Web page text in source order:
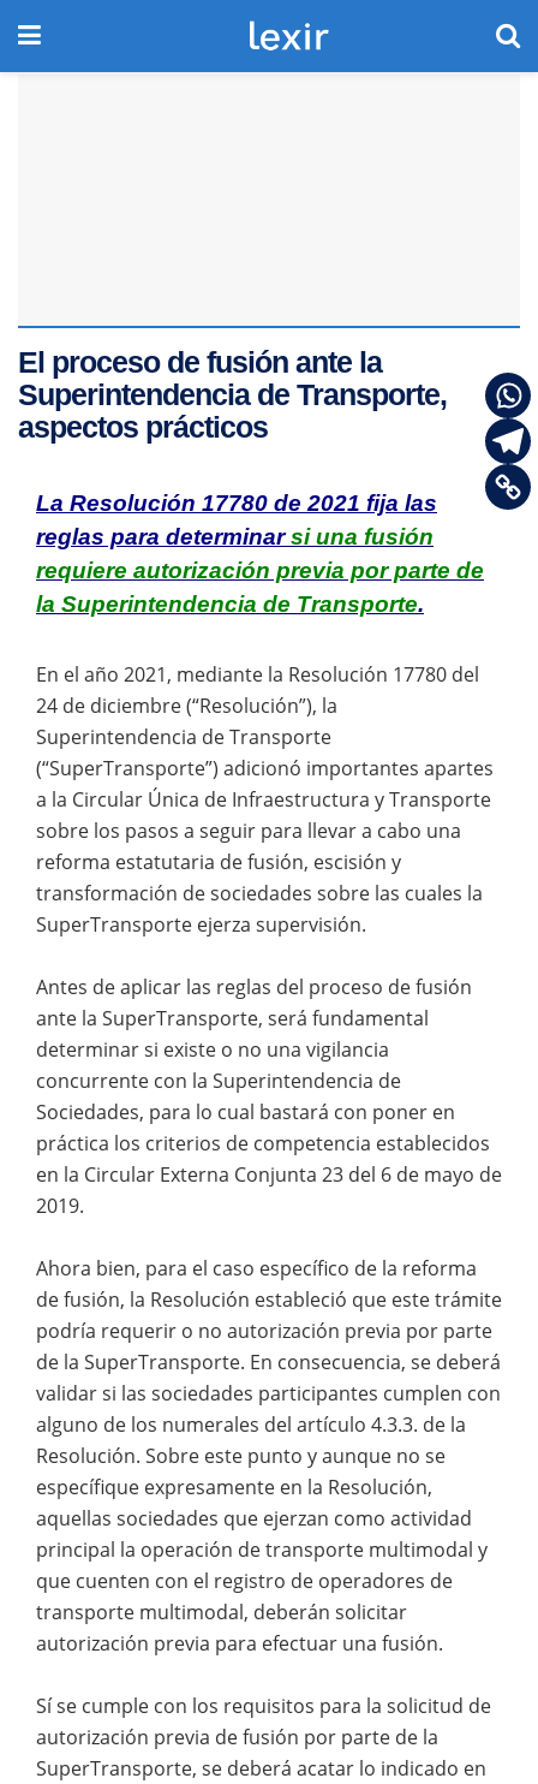
El proceso de fusión ante la
Superintendencia de Transporte,
aspectos prácticos
La Resolución 17780 de 2021 fija las
reglas para determinarsi una fusión
requiere autorización previa por parte de
la Superintendencia de Transporte.
En el año 2021, mediante la Resolución 17780 del
24 de diciembre (“Resolución”), la
Superintendencia de Transporte
(“SuperTransporte”) adicionó importantes apartes
a la Circular Única de Infraestructura y Transporte
sobre los pasos a seguir para llevar a cabo una
reforma estatutaria de fusión, escisión y
transformación de sociedades sobre las cuales la
SuperTransporte ejerza supervisión.
Antes de aplicar las reglas del proceso de fusión
ante la SuperTransporte, será fundamental
determinar si existe o no una vigilancia
concurrente con la Superintendencia de
Sociedades, para lo cual bastará con poner en
práctica los criterios de competencia establecidos
en la Circular Externa Conjunta 23 del 6 de mayo de
2019.
Ahora bien, para el caso específico de la reforma
de fusión, la Resolución estableció que este trámite
podría requerir o no autorización previa por parte
de la SuperTransporte. En consecuencia, se deberá
validar si las sociedades participantes cumplen con
alguno de los numerales del artículo 4.3.3. de la
Resolución. Sobre este punto y aunque no se
específique expresamente en la Resolución,
aquellas sociedades que ejerzan como actividad
principal la operación de transporte multimodal y
que cuenten con el registro de operadores de
transporte multimodal, deberán solicitar
autorización previa para efectuar una fusión.
Sí se cumple con los requisitos para la solicitud de
autorización previa de fusión por parte de la
SuperTransporte, se deberá acatar lo indicado en